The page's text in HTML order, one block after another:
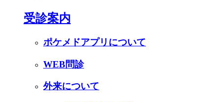
受診案内
ポケメドアプリについて
WEB問診
外来について